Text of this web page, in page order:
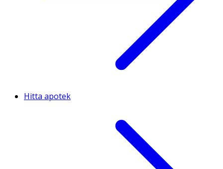
Hitta apotek